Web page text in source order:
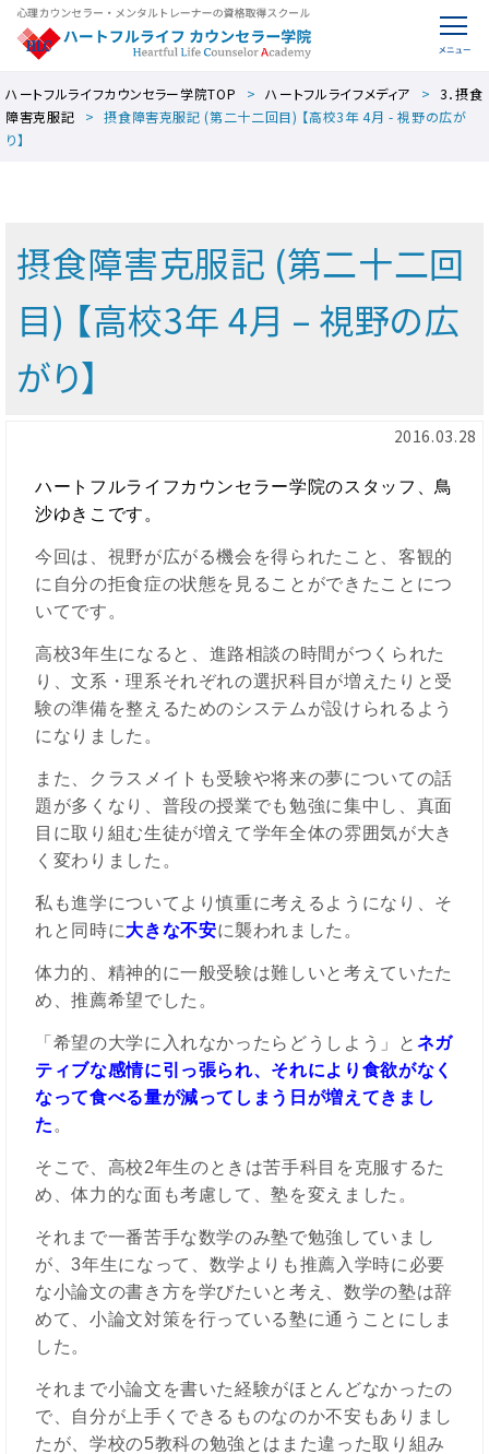
ハートフルライフカウンセラー学院TOP ハートフルライフメディア
3．摂食
障害克服記
摂食障害克服記 (第二十二回目) 【高校3年 4月 - 視野の広が
り】
摂食障害克服記 (第二十二回
目) 【高校3年 4月 – 視野の広
がり】
2016.03.28
ハートフルライフカウンセラー学院のスタッフ、鳥
沙ゆきこです。
今回は、視野が広がる機会を得られたこと、客観的
に自分の拒食症の状態を見ることができたことにつ
いてです。
高校3年生になると、進路相談の時間がつくられた
り、文系・理系それぞれの選択科目が増えたりと受
験の準備を整えるためのシステムが設けられるよう
になりました。
また、クラスメイトも受験や将来の夢についての話
題が多くなり、普段の授業でも勉強に集中し、真面
目に取り組む生徒が増えて学年全体の雰囲気が大き
く変わりました。
私も進学についてより慎重に考えるようになり、そ
れと同時に大きな不安に襲われました。
体力的、精神的に一般受験は難しいと考えていたた
め、推薦希望でした。
「希望の大学に入れなかったらどうしよう」と ネガ
ティブな感情に引っ張られ、 それにより食欲がなく
なって食べる量が減ってしまう日が増えてきまし
た 。
そこで、高校2年生のときは苦手科目を克服するた
め、体力的な面も考慮して、塾を変えました。
それまで一番苦手な数学のみ塾で勉強していまし
が、3年生になって、数学よりも推薦入学時に必要
な小論文の書き方を学びたいと考え、数学の塾は辞
めて、小論文対策を行っている塾に通うことにしま
した。
それまで小論文を書いた経験がほとんどなかったの
で、自分が上手くできるものなのか不安もありまし
たが、学校の5教科の勉強とはまた違った取り組み